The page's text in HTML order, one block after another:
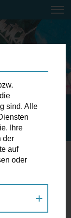
QUEERES
sind. Alle
Ihre
der
auf
oder